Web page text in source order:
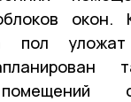
пол уложат